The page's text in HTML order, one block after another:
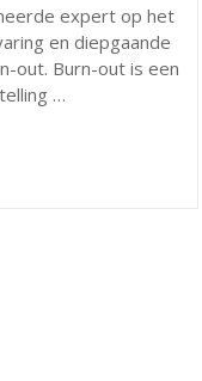
expert op het
en diepgaande
out. Burn-out is een
…